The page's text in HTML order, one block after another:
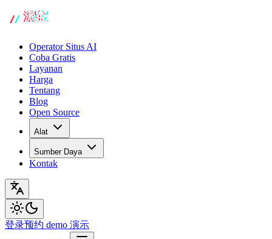
Operator Situs AI
Coba Gratis
Layanan
Harga
Tentang
Blog
Open Source
Alat
Sumber Daya
Kontak
登录预约 demo 演示